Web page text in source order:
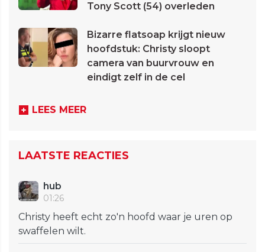
Tony Scott (54) overleden
Bizarre flatsoap krijgt nieuw
hoofdstuk: Christy sloopt
camera van buurvrouw en
eindigt zelf in de cel
LEES MEER
LAATSTE REACTIES
hub
01:26
Christy heeft echt zo'n hoofd waar je uren op
swaffelen wilt.